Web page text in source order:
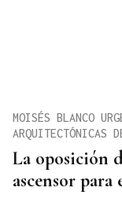
La oposición
ascensor
MOISÉS BLANCO
ARQUITECTÓNICAS